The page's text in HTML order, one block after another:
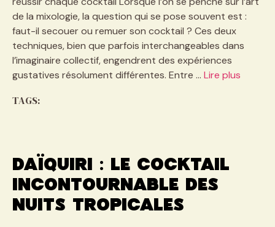
de la mixologie, la question qui se pose souvent est :
faut-il secouer ou remuer son cocktail ? Ces deux
techniques, bien que parfois interchangeables dans
l’imaginaire collectif, engendrent des expériences
gustatives résolument différentes. Entre … Lire plus
TAGS:
Daïquiri : le cocktail
incontournable des
nuits tropicales